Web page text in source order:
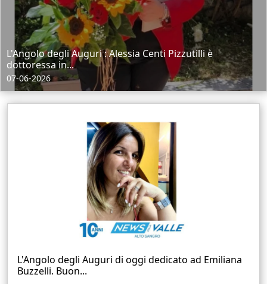
L'Angolo degli Auguri : Alessia Centi Pizzutilli è
dottoressa in...
07-06-2026
L'Angolo degli Auguri di oggi dedicato ad Emiliana
Buzzelli. Buon...